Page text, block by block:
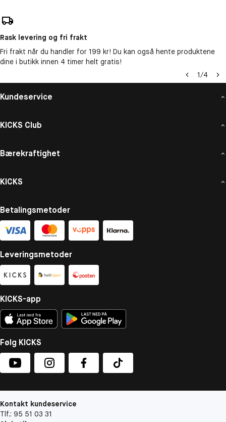
Rask levering og fri frakt
Fri frakt når du handler for 199 kr! Du kan også hente produktene
dine i butikk innen 4 timer helt gratis!
1/4
Kundeservice
KICKS Club
Bærekraftighet
KICKS
Betalingsmetoder
Leveringsmetoder
KICKS-app
Følg KICKS
Kontakt kundeservice
Tlf.: 95 51 03 31